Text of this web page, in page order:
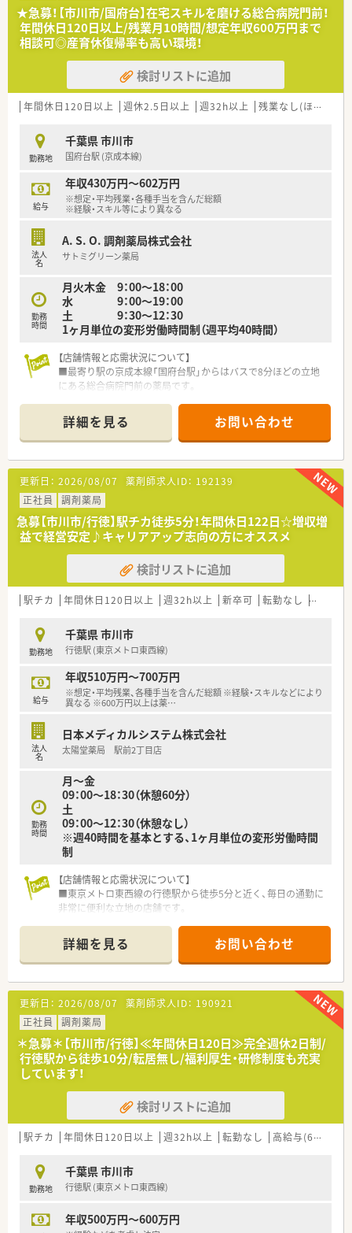
■特に終末期医療を含む在宅医療に力を入れており、専門性を高
められる環境が整っています。
■将来的には20店舗体制を目指しており、成長中の企業でキャ
リアを築くことができます。
【勤務実態について】
■全社平均の残業時間は月7時間と少なく、メリハリのある働き
方が実現できます。
も大切にできます。
■近隣店舗との連携やラウンダー薬剤師の存在により、万全のフ
ォロー体制が敷かれています。
【こんな方が活躍中】
■地域に根差した薬局でキャリアを築きたいという意欲を持ち、
積極的に業務改善に取り組む方が活躍中です。
クを大切にする方が評価されています。
■在宅医療や、かかりつけ薬剤師としての役割にやりがいを感
★急募！【市川市/国府台】在宅スキルを磨ける総合病院門前！
年間休日120日以上/残業月10時間/想定年収600万円まで
相談可◎産育休復帰率も高い環境！
検討リストに追加
年間休日120日以上 週休2.5日以上 週32h以上 残業なし(ほぼなし含む)
勤務地
千葉県 市川市
国府台駅 (京成本線)
給与
年収430万円～602万円
※想定・平均残業・各種手当を含んだ総額
※経験・スキル等により異なる
法人
名
A. S. O. 調剤薬局株式会社
サトミグリーン薬局
勤務
時間
月火木金 9：00～18：00
水 9：00～19：00
土 9：30～12：30
1ヶ月単位の変形労働時間制（週平均40時間）
【店舗情報と応需状況について】
■最寄り駅の京成本線「国府台駅」からはバスで8分ほどの立地
にある総合病院門前の薬局です。
を占めている点が特徴です。
■処方箋枚数は1日25枚程度で、在宅業務は居宅、施設どちらも
対応しています。
【募集背景と求める人物像について】
■今後の新規開局も見据えており、組織体制を強化していくため
の増員募集となります。
■在宅医療やかかりつけ薬剤師としての業務に、意欲を持って積
極的に取り組める方を歓迎します。
■地域医療に貢献したいという強い想いがあり、チームワークを
大切にできる方を求めています。
【法人特徴について】
■千葉県内、特に市川市や船橋市を中心に12店舗の調剤薬局を
■在宅医療、特に終末期医療へ注力しており、無菌調剤室を備え
る店舗も運営しています。
■地域医療への貢献を理念に掲げ、近隣のクリニックとも良好な
関係を築いています。
【こんな方にオススメ】
みたい方におすすめです。
■千葉県市川市・船橋市など、地元に根付いて長くキャリアを築
きたい方に最適です。
職場を求める方に向いています。
詳細を見る お問い合わせ
更新日： 2026/08/07 薬剤師求人ID： 192139
正社員
調剤薬局
急募【市川市/行徳】駅チカ徒歩5分！年間休日122日☆増収増
益で経営安定♪キャリアアップ志向の方にオススメ
検討リストに追加
駅チカ 年間休日120日以上 週32h以上 新卒可 転勤なし 高給与
勤務地
千葉県 市川市
行徳駅 (東京メトロ東西線)
給与
年収510万円～700万円
※想定・平均残業、各種手当を含んだ総額 ※経験・スキルなどにより
異なる ※600万円以上は薬…
法人
名
日本メディカルシステム株式会社
太陽堂薬局 駅前2丁目店
勤務
時間
月～金
09：00～18：30（休憩60分）
土
09：00～12：30（休憩なし）
※週40時間を基本とする、1ヶ月単位の変形労働時間
制
【店舗情報と応需状況について】
■東京メトロ東西線の行徳駅から徒歩5分と近く、毎日の通勤に
非常に便利な立地の店舗です。
100枚を幅広く応需しています。
■薬剤師が複数名在籍しています。ヘルプ体制も充実している
ため、安心して業務に取り組める環境です。
【募集背景と求める人物像について】
■組織のさらなる活性化を目指した定期的な採用活動の一環で
あり、増員での募集となります。
■調剤業務の経験が浅い方や病院から転職される方でも、学ぶ意
欲がある方を歓迎しています。
■将来的に管理薬剤師やエリアマネージャーなど、キャリアアッ
プを目指したい方に最適です。
【法人特徴について】
■創業以来45期連続で増収増益を達成しており、無借金経営に
よる抜群の安定性を誇ります。
地域医療に貢献しています。
■自己資本比率が高く、安定した経営基盤のもとで安心して長く
働ける会社です。
詳細を見る お問い合わせ
更新日： 2026/08/07 薬剤師求人ID： 190921
正社員
調剤薬局
＊急募＊【市川市/行徳】≪年間休日120日≫完全週休2日制/
行徳駅から徒歩10分/転居無し/福利厚生・研修制度も充実
しています！
検討リストに追加
駅チカ 年間休日120日以上 週32h以上 転勤なし 高給与(600万円以上)
勤務地
千葉県 市川市
行徳駅 (東京メトロ東西線)
年収500万円～600万円